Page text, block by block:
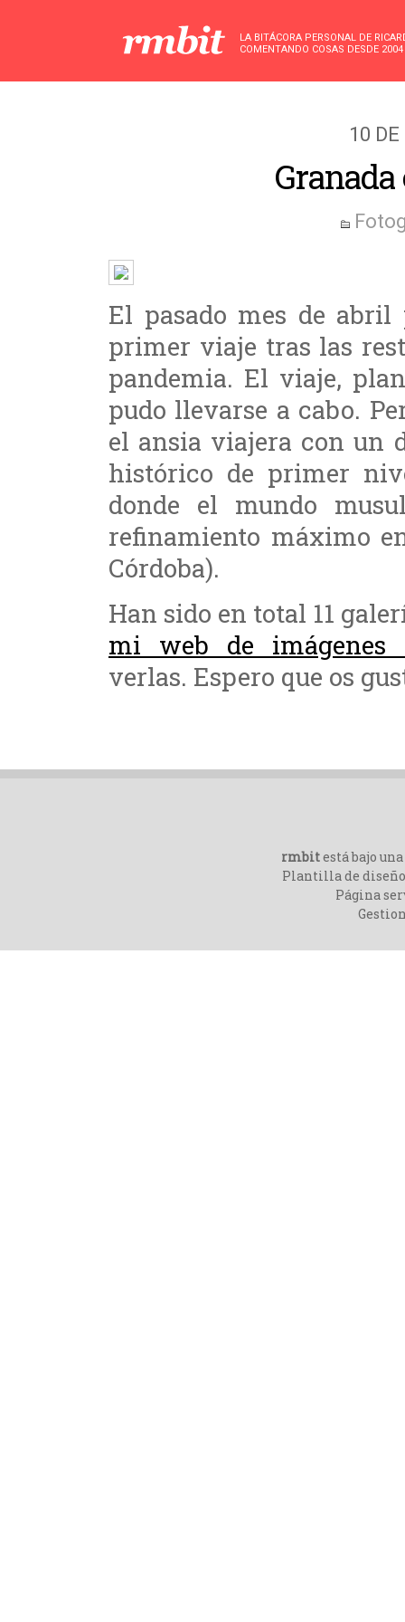
LA BITÁCORA PERSONAL DE
COMENTANDO COSAS DESDE 2004
10
El pasado mes de
primer viaje tras las
pandemia. El viaje,
pudo llevarse a cabo.
el ansia viajera con un
histórico de primer
donde el mundo
refinamiento máximo
Córdoba).
Han sido en total 11
mi web de imágenes
verlas. Espero que os
rmbitestá bajo una
Plantilla de
Página